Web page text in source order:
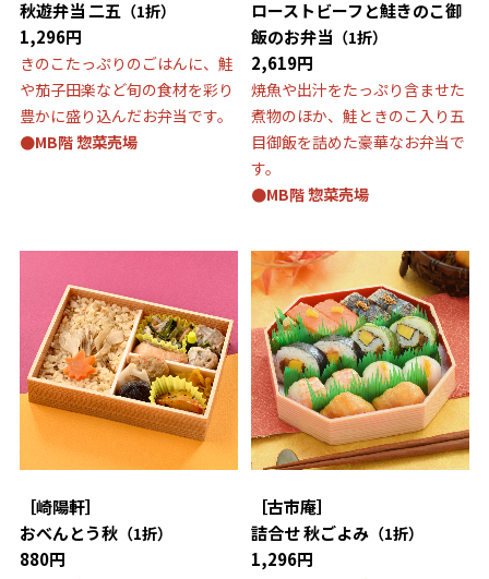
秋遊弁当 二五（1折）
1,296円
きのこたっぷりのごはんに、鮭
や茄子田楽など旬の食材を彩り
豊かに盛り込んだお弁当です。
●MB階 惣菜売場
ローストビーフと鮭きのこ御
飯のお弁当 （1折）
2,619円
焼魚や出汁をたっぷり含ませた
煮物のほか、鮭ときのこ入り五
目御飯を詰めた豪華なお弁当で
す。
●MB階 惣菜売場
［崎陽軒］
おべんとう秋（1折）
880円
［古市庵］
詰合せ 秋ごよみ（1折）
1,296円